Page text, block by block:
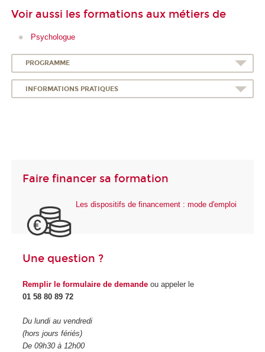
Voir aussi les formations aux métiers de
Psychologue
PROGRAMME
INFORMATIONS PRATIQUES
Faire financer sa formation
Les dispositifs de financement : mode d'emploi
Une question ?
Remplir le formulaire de demande ou appeler le
01 58 80 89 72
Du lundi au vendredi
(hors jours fériés)
De 09h30 à 12h00